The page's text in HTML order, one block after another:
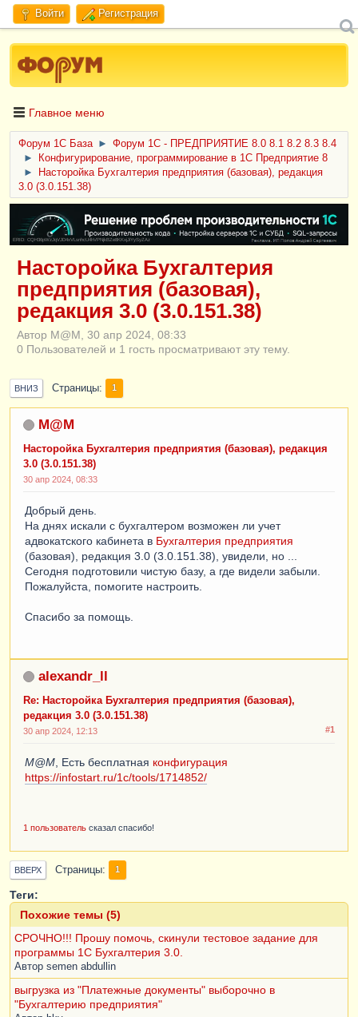
Войти Регистрация
Главное меню
Форум 1C База ►
Форум 1С - ПРЕДПРИЯТИЕ 8.0 8.1 8.2 8.3 8.4
►
Конфигурирование, программирование в 1С Предприятие 8
►
Насторойка Бухгалтерия предприятия (базовая), редакция
3.0 (3.0.151.38)
ERID: CQH36pWzJqVJD4xVLsnhcU4hVPNjkBZe8KKxjJiYySyZAz
Насторойка Бухгалтерия
предприятия (базовая),
редакция 3.0 (3.0.151.38)
Автор M@M, 30 апр 2024, 08:33
0 Пользователей и 1 гость просматривают эту тему.
ВНИЗ Страницы 1
M@M
Насторойка Бухгалтерия предприятия (базовая), редакция
3.0 (3.0.151.38)
30 апр 2024, 08:33
Добрый день.
На днях искали с бухгалтером возможен ли учет
адвокатского кабинета в Бухгалтерия предприятия
(базовая), редакция 3.0 (3.0.151.38), увидели, но ...
Сегодня подготовили чистую базу, а где видели забыли.
Пожалуйста, помогите настроить.
Спасибо за помощь.
alexandr_ll
Re: Насторойка Бухгалтерия предприятия (базовая),
редакция 3.0 (3.0.151.38)
#1
30 апр 2024, 12:13
M@M , Есть бесплатная конфигурация
https://infostart.ru/1c/tools/1714852/
1 пользователь сказал спасибо!
ВВЕРХ Страницы 1
Теги:
Похожие темы (5)
СРОЧНО!!! Прошу помочь, скинули тестовое задание для
программы 1С Бухгалтерия 3.0.
Автор semen abdullin
выгрузка из "Платежные документы" выборочно в
"Бухгалтерию предприятия"